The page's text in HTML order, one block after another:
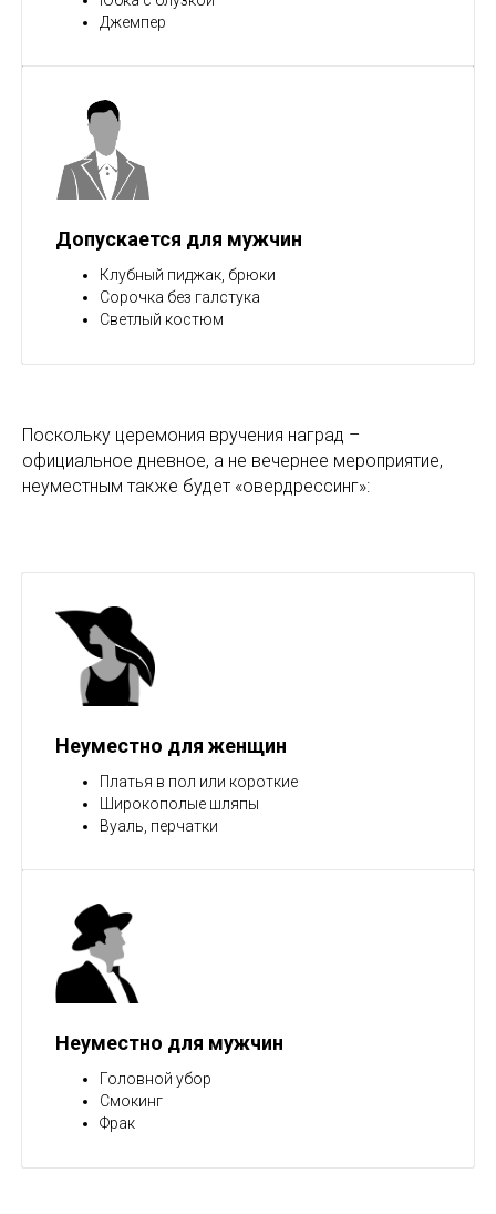
Джемпер
Допускается для мужчин
Клубный пиджак, брюки
Сорочка без галстука
Светлый костюм
Поскольку церемония вручения наград –
официальное дневное, а не вечернее мероприятие,
неуместным также будет «овердрессинг»:
Неуместно для женщин
Платья в пол или короткие
Широкополые шляпы
Вуаль, перчатки
Неуместно для мужчин
Головной убор
Смокинг
Фрак